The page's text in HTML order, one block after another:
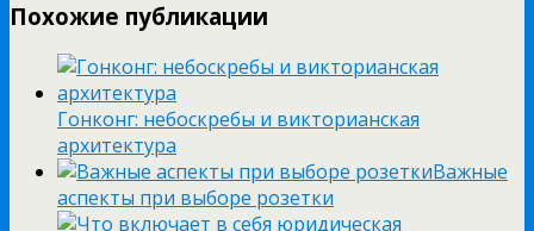
Похожие публикации
Гонконг: небоскребы и викторианская
архитектура
Важные
аспекты при выборе розетки